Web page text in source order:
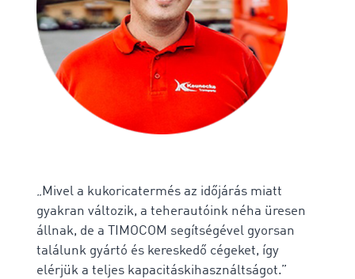
„Mivel a kukoricatermés az időjárás miatt
gyakran változik, a teherautóink néha üresen
állnak, de a TIMOCOM segítségével gyorsan
találunk gyártó és kereskedő cégeket, így
elérjük a teljes kapacitáskihasználtságot.”